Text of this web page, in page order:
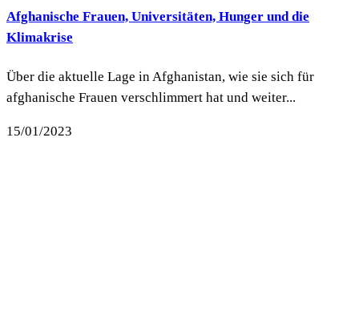
Afghanische Frauen, Universitäten, Hunger und die
Klimakrise
Über die aktuelle Lage in Afghanistan, wie sie sich für
afghanische Frauen verschlimmert hat und weiter...
15/01/2023